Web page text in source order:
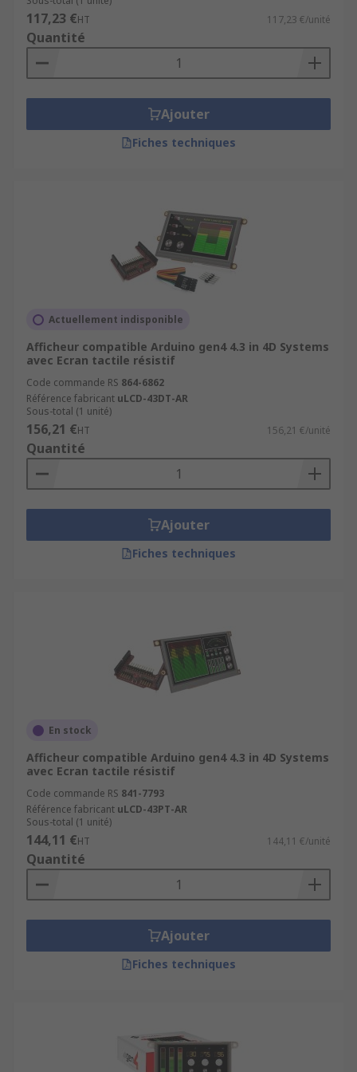
Service client personnalisé
et réactif pour
vos besoins techniques
Découvrez aussi nos pages :
Cartes Arduino et modules de
développement
117,23 €HT 117,23 €/unité
Quantité
Ajouter
Fiches techniques
Actuellement indisponible
Afficheur compatible Arduino gen4 4.3 in 4D Systems
avec Ecran tactile résistif
Code commande RS 864-6862
Référence fabricant uLCD-43DT-AR
Sous-total (1 unité)
156,21 €HT 156,21 €/unité
Quantité
Ajouter
Fiches techniques
En stock
Afficheur compatible Arduino gen4 4.3 in 4D Systems
avec Ecran tactile résistif
Code commande RS 841-7793
Référence fabricant uLCD-43PT-AR
Sous-total (1 unité)
144,11 €HT 144,11 €/unité
Quantité
Ajouter
Fiches techniques